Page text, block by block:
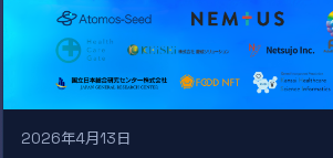
2026年4月13日